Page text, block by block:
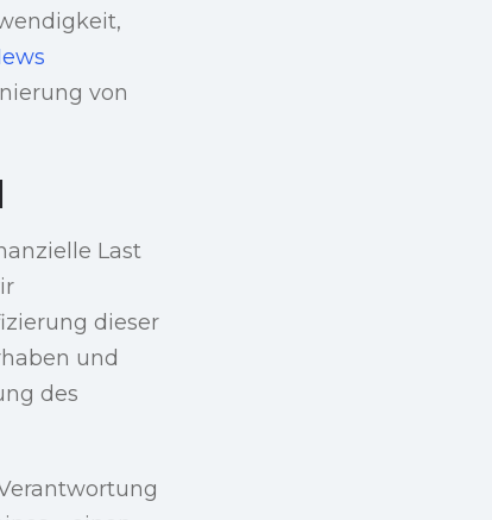
von
Last
dieser
und
des